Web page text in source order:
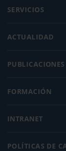
SERVICIOS
ACTUALIDAD
PUBLICACIONES
FORMACIÓN
INTRANET
POLÍTICAS DE